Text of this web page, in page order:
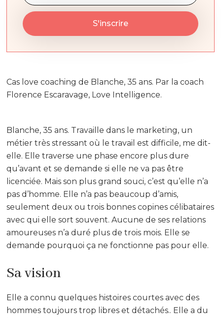
Cas love coaching de Blanche, 35 ans. Par la coach
Florence Escaravage, Love Intelligence.
Blanche, 35 ans. Travaille dans le marketing, un
métier très stressant où le travail est difficile, me dit-
elle. Elle traverse une phase encore plus dure
qu’avant et se demande si elle ne va pas être
licenciée. Mais son plus grand souci, c’est qu’elle n’a
pas d’homme. Elle n’a pas beaucoup d’amis,
seulement deux ou trois bonnes copines célibataires
avec qui elle sort souvent. Aucune de ses relations
amoureuses n’a duré plus de trois mois. Elle se
demande pourquoi ça ne fonctionne pas pour elle.
Sa vision
Elle a connu quelques histoires courtes avec des
hommes toujours trop libres et détachés.. Elle a du